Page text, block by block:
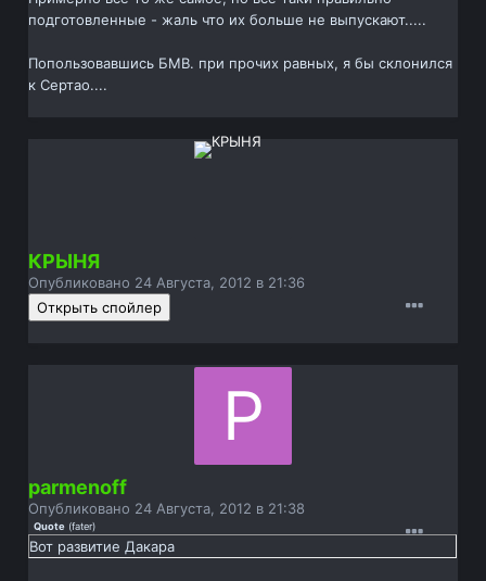
подготовленные - жаль что их больше не выпускают.....
Попользовавшись БМВ. при прочих равных, я бы склонился
к Сертао....
КРЫНЯ
Опубликовано 24 Августа, 2012 в 21:36
parmenoff
Опубликовано 24 Августа, 2012 в 21:38
Quote (fater)
Вот развитие Дакара